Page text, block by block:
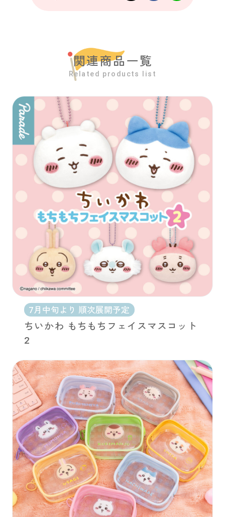
関連商品一覧
Related products list
7月中旬より 順次展開予定
ちいかわ もちもちフェイスマスコット
2